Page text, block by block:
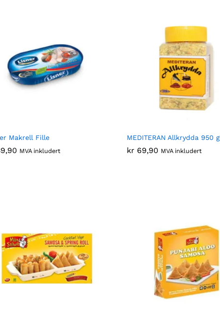
Makrell Fille
MVA inkludert
MEDITERAN Allkrydda 950 g
kr 69,90 MVA inkludert
kr 69,90